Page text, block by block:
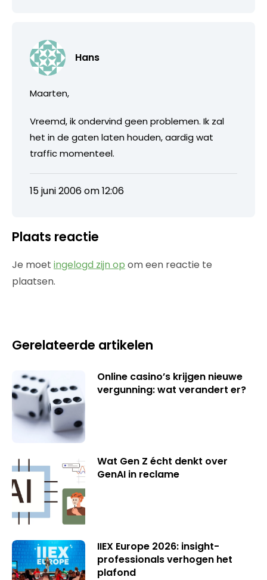
Hans
Maarten,
Vreemd, ik ondervind geen problemen. Ik zal
het in de gaten laten houden, aardig wat
traffic momenteel.
15 juni 2006 om 12:06
Plaats reactie
Je moet ingelogd zijn op om een reactie te
plaatsen.
Gerelateerde artikelen
Online casino’s krijgen nieuwe
vergunning: wat verandert er?
Wat Gen Z écht denkt over
GenAI in reclame
IIEX Europe 2026: insight-
professionals verhogen het
plafond